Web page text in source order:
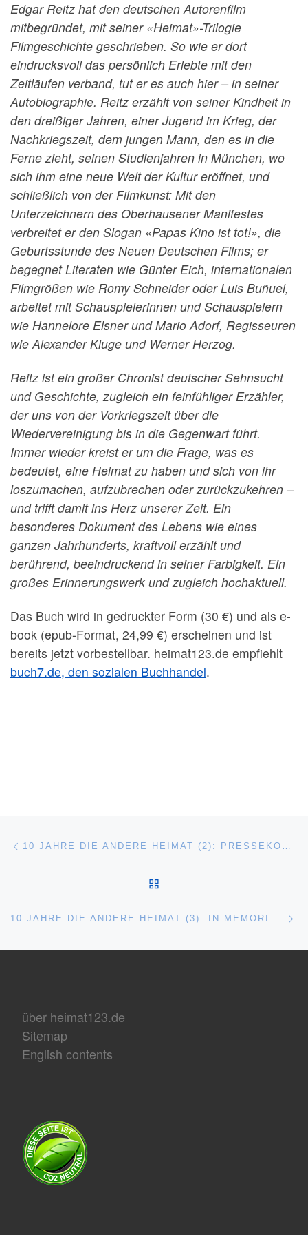
Edgar Reitz hat den deutschen Autorenfilm
mitbegründet, mit seiner «Heimat»-Trilogie
Filmgeschichte geschrieben. So wie er dort
eindrucksvoll das persönlich Erlebte mit den
Zeitläufen verband, tut er es auch hier – in seiner
Autobiographie. Reitz erzählt von seiner Kindheit in
den dreißiger Jahren, einer Jugend im Krieg, der
Nachkriegszeit, dem jungen Mann, den es in die
Ferne zieht, seinen Studienjahren in München, wo
sich ihm eine neue Welt der Kultur eröffnet, und
schließlich von der Filmkunst: Mit den
Unterzeichnern des Oberhausener Manifestes
verbreitet er den Slogan «Papas Kino ist tot!», die
Geburtsstunde des Neuen Deutschen Films; er
begegnet Literaten wie Günter Eich, internationalen
Filmgrößen wie Romy Schneider oder Luis Buñuel,
arbeitet mit Schauspielerinnen und Schauspielern
wie Hannelore Elsner und Mario Adorf, Regisseuren
wie Alexander Kluge und Werner Herzog.
Reitz ist ein großer Chronist deutscher Sehnsucht
und Geschichte, zugleich ein feinfühliger Erzähler,
der uns von der Vorkriegszeit über die
Wiedervereinigung bis in die Gegenwart führt.
Immer wieder kreist er um die Frage, was es
bedeutet, eine Heimat zu haben und sich von ihr
loszumachen, aufzubrechen oder zurückzukehren –
und trifft damit ins Herz unserer Zeit. Ein
besonderes Dokument des Lebens wie eines
ganzen Jahrhunderts, kraftvoll erzählt und
berührend, beeindruckend in seiner Farbigkeit. Ein
großes Erinnerungswerk und zugleich hochaktuell.
Das Buch wird in gedruckter Form (30 €) und als e-
book (epub-Format, 24,99 €) erscheinen und ist
bereits jetzt vorbestellbar. heimat123.de empfiehlt
buch7.de, den sozialen Buchhandel.
10 JAHRE DIE ANDERE HEIMAT (2): PRESSEKONFERENZ IN GEHLWEILER
10 JAHRE DIE ANDERE HEIMAT (3): IN MEMORIAM TONI GERG
über heimat123.de
Sitemap
English contents